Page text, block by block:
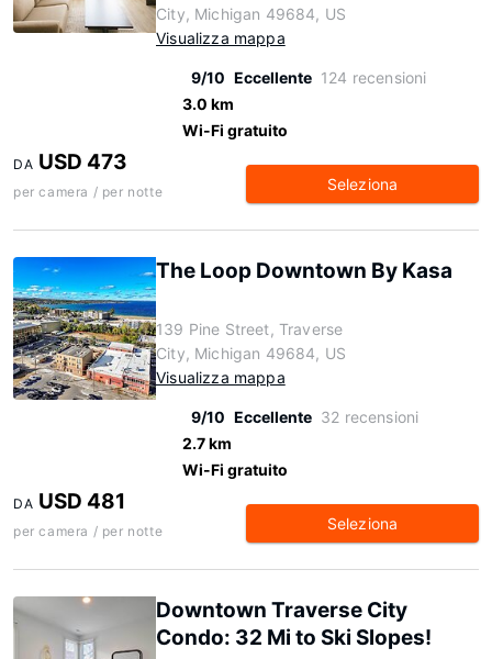
City, Michigan 49684, US
Visualizza mappa
9/10 Eccellente 124 recensioni
3.0 km
Wi-Fi gratuito
DA USD 473
per camera / per notte Seleziona
The Loop Downtown By Kasa
139 Pine Street, Traverse
City, Michigan 49684, US
Visualizza mappa
9/10 Eccellente 32 recensioni
2.7 km
Wi-Fi gratuito
DA USD 481
per camera / per notte Seleziona
Downtown Traverse City
Condo: 32 Mi to Ski Slopes!